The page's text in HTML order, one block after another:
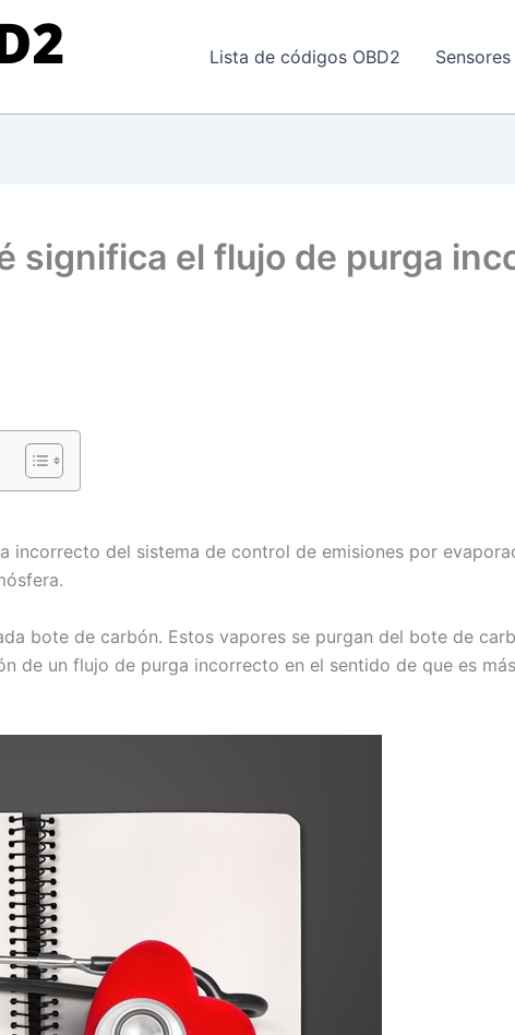
Lista de códigos OBD2
significa el flujo de purga
incorrecto del sistema de control de emisiones por
bote de carbón. Estos vapores se purgan del bote de
de un flujo de purga incorrecto en el sentido de que es